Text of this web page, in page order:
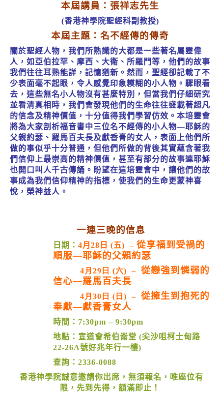
本屆講員：張祥志先生
(香港神學院聖經科副教授)
本屆主題：名不經傳的傳奇
關於聖經人物，我們所熟識的大都是一些著名屬靈偉
人，如亞伯拉罕、摩西、大衛、所羅門等，他們的故事
我們往往耳熟能詳，記憶猶新。然而，聖經卻記載了不
少表面毫不起眼，令人感覺印象糢糊的小人物。驟眼看
去，這些無名小人物沒有甚麼特別，但當我們仔細研究
並看清真相時，我們會發現他們的生命往往盛載著超凡
的信念及精神價值，十分值得我們學習仿效。本培靈會
將為大家剖析福音書中三位名不經傳的小人物—耶穌的
父親約瑟、羅馬百夫長及獻香膏的女人，表面上他們所
做的事似乎十分普通，但他們所做的背後其實蘊含著我
們信仰上最崇高的精神價值，甚至有部分的故事連耶穌
也開口叫人千古傳誦。盼望在這培靈會中，讓他們的故
事成為我們信仰精神的指標，使我們的生命更蒙神喜
悅，榮神益人。
一連三晚的信息
日期： 4月28日 (五) – 從享福到受禍的
順服—耶穌的父親約瑟
4月29日 (六) – 從戀強到憐弱的
信心—羅馬百夫長
4月30日 (日) – 從擁生到抱死的
奉獻—獻香膏女人
時間： 7:30pm – 9:30pm
地點：宣道會希伯崙堂 (尖沙咀柯士甸路
22-26A號好兆年行一樓)
查詢： 2336-0088
香港神學院誠意邀請你出席，無須報名，唯座位有
限，先到先得，額滿即止！